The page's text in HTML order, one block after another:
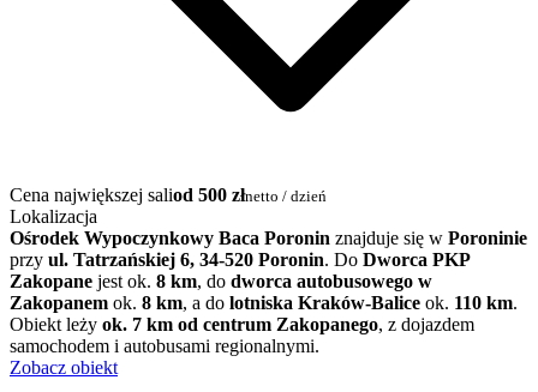
Cena największej saliod 500 złnetto / dzień
Lokalizacja
Ośrodek Wypoczynkowy Baca Poronin znajduje się w Poroninie
przy ul. Tatrzańskiej 6, 34-520 Poronin. Do Dworca PKP
Zakopane jest ok. 8 km, do dworca autobusowego w
Zakopanem ok. 8 km, a do lotniska Kraków-Balice ok. 110 km.
Obiekt leży ok. 7 km od centrum Zakopanego, z dojazdem
samochodem i autobusami regionalnymi.
Zobacz obiekt